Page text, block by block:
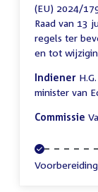
(EU) 2024/
Raad van 13
regels ter
en tot
Indiener
minister van
Commissie
Voltooid:
Voorbereiding